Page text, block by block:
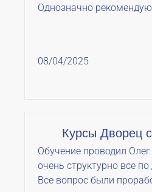
Однозначно
08/04/2025
Курсы Дворец
Обучение проводил
очень структурно все
Все вопрос были